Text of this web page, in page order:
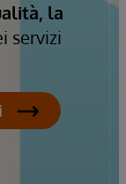
la
servizi